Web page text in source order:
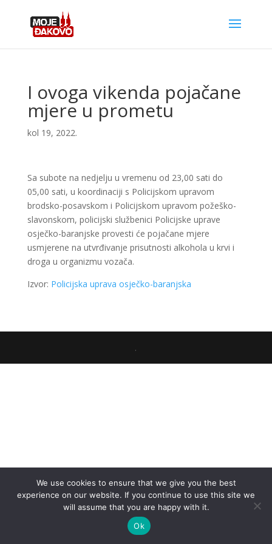
I ovoga vikenda pojačane
mjere u prometu
kol 19, 2022.
Sa subote na nedjelju u vremenu od 23,00 sati do
05,00 sati, u koordinaciji s Policijskom upravom
brodsko-posavskom i Policijskom upravom požeško-
slavonskom, policijski službenici Policijske uprave
osječko-baranjske provesti će pojačane mjere
usmjerene na utvrđivanje prisutnosti alkohola u krvi i
droga u organizmu vozača.
Izvor: Policijska uprava osječko-baranjska
.
We use cookies to ensure that we give you the best
experience on our website. If you continue to use this site we
will assume that you are happy with it.
Ok